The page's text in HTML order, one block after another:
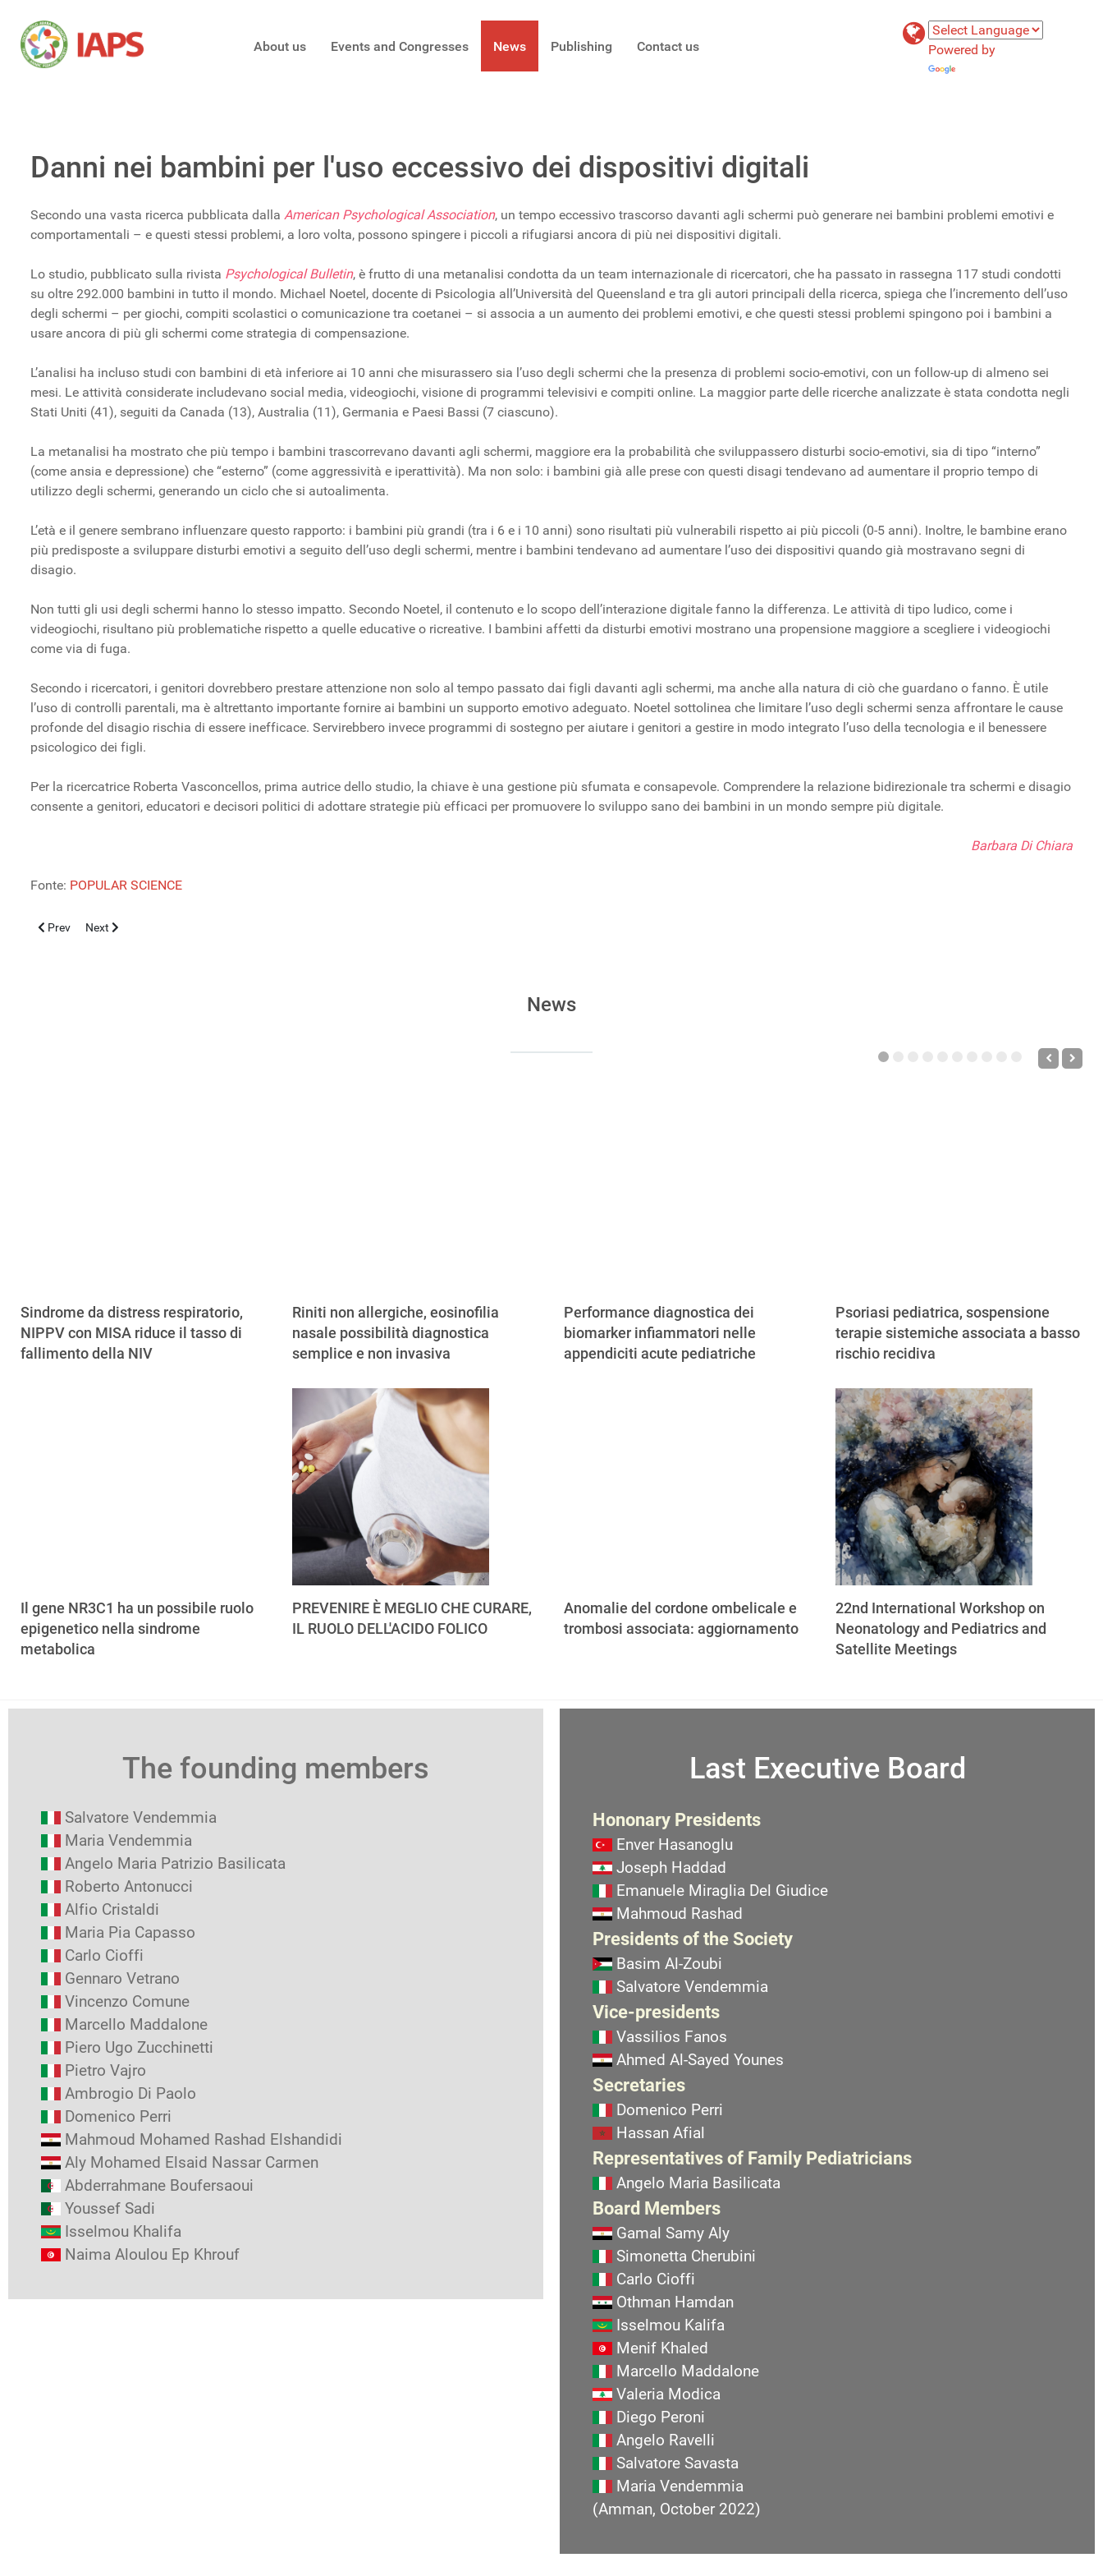
About us Events and Congresses News Publishing Contact us
Powered by
Danni nei bambini per l'uso eccessivo dei dispositivi digitali
Secondo una vasta ricerca pubblicata dalla American Psychological Association, un tempo eccessivo trascorso davanti agli schermi può generare nei bambini problemi emotivi e
comportamentali – e questi stessi problemi, a loro volta, possono spingere i piccoli a rifugiarsi ancora di più nei dispositivi digitali.
Lo studio, pubblicato sulla rivista Psychological Bulletin, è frutto di una metanalisi condotta da un team internazionale di ricercatori, che ha passato in rassegna 117 studi condotti
su oltre 292.000 bambini in tutto il mondo. Michael Noetel, docente di Psicologia all’Università del Queensland e tra gli autori principali della ricerca, spiega che l’incremento dell’uso
degli schermi – per giochi, compiti scolastici o comunicazione tra coetanei – si associa a un aumento dei problemi emotivi, e che questi stessi problemi spingono poi i bambini a
usare ancora di più gli schermi come strategia di compensazione.
L’analisi ha incluso studi con bambini di età inferiore ai 10 anni che misurassero sia l’uso degli schermi che la presenza di problemi socio-emotivi, con un follow-up di almeno sei
mesi. Le attività considerate includevano social media, videogiochi, visione di programmi televisivi e compiti online. La maggior parte delle ricerche analizzate è stata condotta negli
Stati Uniti (41), seguiti da Canada (13), Australia (11), Germania e Paesi Bassi (7 ciascuno).
La metanalisi ha mostrato che più tempo i bambini trascorrevano davanti agli schermi, maggiore era la probabilità che sviluppassero disturbi socio-emotivi, sia di tipo “interno”
(come ansia e depressione) che “esterno” (come aggressività e iperattività). Ma non solo: i bambini già alle prese con questi disagi tendevano ad aumentare il proprio tempo di
utilizzo degli schermi, generando un ciclo che si autoalimenta.
L’età e il genere sembrano influenzare questo rapporto: i bambini più grandi (tra i 6 e i 10 anni) sono risultati più vulnerabili rispetto ai più piccoli (0-5 anni). Inoltre, le bambine erano
più predisposte a sviluppare disturbi emotivi a seguito dell’uso degli schermi, mentre i bambini tendevano ad aumentare l’uso dei dispositivi quando già mostravano segni di
disagio.
Non tutti gli usi degli schermi hanno lo stesso impatto. Secondo Noetel, il contenuto e lo scopo dell’interazione digitale fanno la differenza. Le attività di tipo ludico, come i
videogiochi, risultano più problematiche rispetto a quelle educative o ricreative. I bambini affetti da disturbi emotivi mostrano una propensione maggiore a scegliere i videogiochi
come via di fuga.
Secondo i ricercatori, i genitori dovrebbero prestare attenzione non solo al tempo passato dai figli davanti agli schermi, ma anche alla natura di ciò che guardano o fanno. È utile
l’uso di controlli parentali, ma è altrettanto importante fornire ai bambini un supporto emotivo adeguato. Noetel sottolinea che limitare l’uso degli schermi senza affrontare le cause
profonde del disagio rischia di essere inefficace. Servirebbero invece programmi di sostegno per aiutare i genitori a gestire in modo integrato l’uso della tecnologia e il benessere
psicologico dei figli.
Per la ricercatrice Roberta Vasconcellos, prima autrice dello studio, la chiave è una gestione più sfumata e consapevole. Comprendere la relazione bidirezionale tra schermi e disagio
consente a genitori, educatori e decisori politici di adottare strategie più efficaci per promuovere lo sviluppo sano dei bambini in un mondo sempre più digitale.
Barbara Di Chiara
Fonte: POPULAR SCIENCE
Previous article: Dipendenza da smartphone, ecco il decalogo per la salute digitale
Prev Next article: Le scottature solari possono aumentare dell’80% il rischio melanoma
Next
News
Sindrome da distress respiratorio,
NIPPV con MISA riduce il tasso di
fallimento della NIV
Riniti non allergiche, eosinofilia
nasale possibilità diagnostica
semplice e non invasiva
Performance diagnostica dei
biomarker infiammatori nelle
appendiciti acute pediatriche
Psoriasi pediatrica, sospensione
terapie sistemiche associata a basso
rischio recidiva
Il gene NR3C1 ha un possibile ruolo
epigenetico nella sindrome
metabolica
PREVENIRE È MEGLIO CHE CURARE,
IL RUOLO DELL'ACIDO FOLICO
Anomalie del cordone ombelicale e
trombosi associata: aggiornamento
22nd International Workshop on
Neonatology and Pediatrics and
Satellite Meetings
The founding members
Salvatore Vendemmia
Maria Vendemmia
Angelo Maria Patrizio Basilicata
Roberto Antonucci
Alfio Cristaldi
Maria Pia Capasso
Carlo Cioffi
Gennaro Vetrano
Vincenzo Comune
Marcello Maddalone
Piero Ugo Zucchinetti
Pietro Vajro
Ambrogio Di Paolo
Domenico Perri
Mahmoud Mohamed Rashad Elshandidi
Aly Mohamed Elsaid Nassar Carmen
Abderrahmane Boufersaoui
Youssef Sadi
Isselmou Khalifa
Naima Aloulou Ep Khrouf
Last Executive Board
Hononary Presidents
Enver Hasanoglu
Joseph Haddad
Emanuele Miraglia Del Giudice
Mahmoud Rashad
Presidents of the Society
Basim Al-Zoubi
Salvatore Vendemmia
Vice-presidents
Vassilios Fanos
Ahmed Al-Sayed Younes
Secretaries
Domenico Perri
Hassan Afial
Representatives of Family Pediatricians
Angelo Maria Basilicata
Board Members
Gamal Samy Aly
Simonetta Cherubini
Carlo Cioffi
Othman Hamdan
Isselmou Kalifa
Menif Khaled
Marcello Maddalone
Valeria Modica
Diego Peroni
Angelo Ravelli
Salvatore Savasta
Maria Vendemmia
(Amman, October 2022)